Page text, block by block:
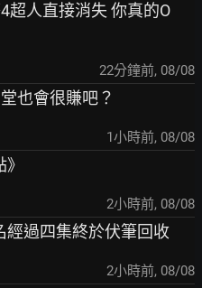
超人直接消失 你真的O
22分鐘前, 08/08
也會很賺吧？
1小時前, 08/08
2小時前, 08/08
經過四集終於伏筆回收
2小時前, 08/08